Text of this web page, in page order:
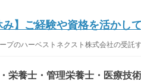
み】ご経験や資格を活かし
プのハーベストネクスト株式会社の受託
栄養士・管理栄養士・医療技